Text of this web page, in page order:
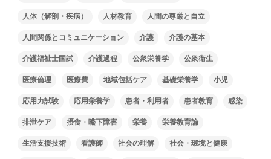
人体（解剖・疾病） 人材教育 人間の尊厳と自立
人間関係とコミュニケーション 介護 介護の基本
介護福祉士国試 介護過程 公衆栄養学 公衆衛生
医療倫理 医療費 地域包括ケア 基礎栄養学 小児
応用力試験 応用栄養学 患者・利用者 患者教育 感染
排泄ケア 摂食・嚥下障害 栄養 栄養教育論
生活支援技術 看護師 社会の理解 社会・環境と健康